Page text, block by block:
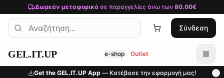
Μετάβαση στο κύριο περιεχόμενο
Δωρεάν μεταφορικάσε παραγγελίες άνω των 80.00€
Σύνδεση
GEL.IT.UP e-shop Outlet
Get the GEL.IT.UP App — Κατέβασε την εφαρμογή μας!